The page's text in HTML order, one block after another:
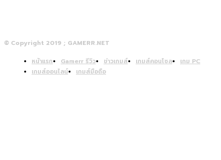
© Copyright 2019 ; GAMERR.NET
หน้าแรก Gamerr รีวิว ข่าวเกมส์ เกมส์คอนโซล
เกม PC
เกมส์ออนไลน์
เกมส์มือถือ